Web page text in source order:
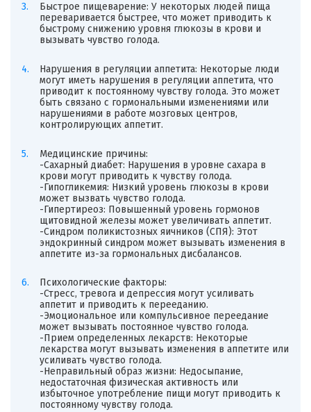
Быстрое пищеварение: У некоторых людей пища
переваривается быстрее, что может приводить к
быстрому снижению уровня глюкозы в крови и
вызывать чувство голода.
Нарушения в регуляции аппетита: Некоторые люди
могут иметь нарушения в регуляции аппетита, что
приводит к постоянному чувству голода. Это может
быть связано с гормональными изменениями или
нарушениями в работе мозговых центров,
контролирующих аппетит.
Медицинские причины:
-Сахарный диабет: Нарушения в уровне сахара в
крови могут приводить к чувству голода.
-Гипогликемия: Низкий уровень глюкозы в крови
может вызвать чувство голода.
-Гипертиреоз: Повышенный уровень гормонов
щитовидной железы может увеличивать аппетит.
-Синдром поликистозных яичников (СПЯ): Этот
эндокринный синдром может вызывать изменения в
аппетите из-за гормональных дисбалансов.
Психологические факторы:
-Стресс, тревога и депрессия могут усиливать
аппетит и приводить к перееданию.
-Эмоциональное или компульсивное переедание
может вызывать постоянное чувство голода.
-Прием определенных лекарств: Некоторые
лекарства могут вызывать изменения в аппетите или
усиливать чувство голода.
-Неправильный образ жизни: Недосыпание,
недостаточная физическая активность или
избыточное употребление пищи могут приводить к
постоянному чувству голода.